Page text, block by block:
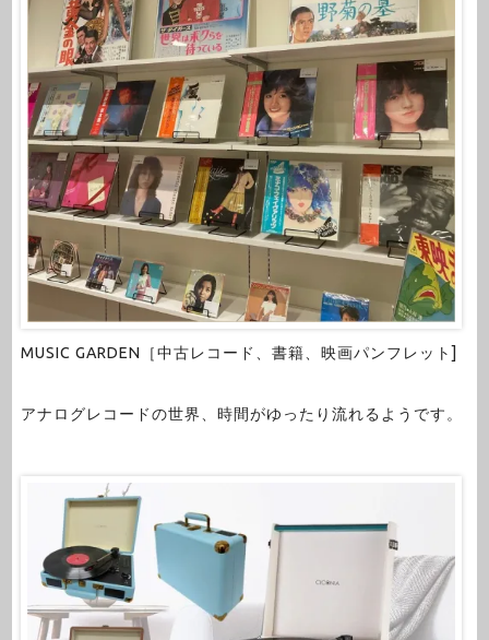
MUSIC GARDEN［中古レコード、書籍、映画パンフレット]
アナログレコードの世界、時間がゆったり流れるようです。